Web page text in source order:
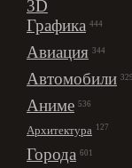
3D
Графика 444
Авиация 344
Автомобили
Аниме 536
Архитектура 127
Города 601